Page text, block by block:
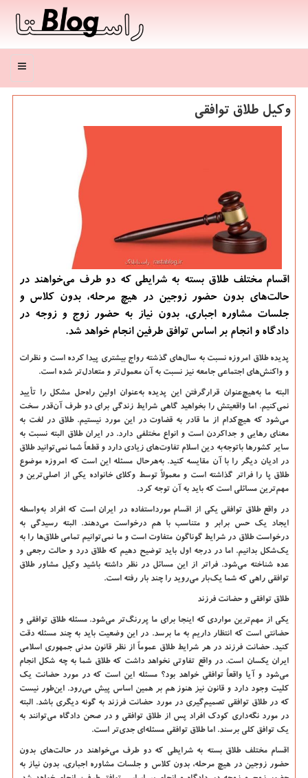
منو
وکیل طلاق توافقی
اقسام مختلف طلاق بسته به شرایطی که دو طرف می‌خواهند در
حالت‌های بدون حضور زوجین در هیچ مرحله، بدون کلاس و
جلسات مشاوره اجباری، بدون نیاز به حضور زوج و زوجه در
دادگاه و انجام بر اساس توافق طرفین انجام خواهد شد.
پدیده طلاق امروزه نسبت به سال‌های گذشته رواج بیشتری پیدا کرده است و نظرات
و واکنش‌های اجتماعی جامعه نیز نسبت به آن معمول‌تر و متعادل‌تر شده است.
البته ما به‌هیچ‌عنوان قرارگرفتن این پدیده به‌عنوان اولین راه‌حل مشکل را تأیید
نمی‌کنیم. اما واقعیتش را بخواهید گاهی شرایط زندگی برای دو طرف آن‌قدر سخت
می‌شود که هیچ‌کدام از ما قادر به قضاوت در این مورد نیستیم. طلاق در لغت به
معنای رهایی و جداکردن است و انواع مختلفی دارد. در ایران طلاق البته نسبت به
سایر کشورها باتوجه‌به دین اسلام تفاوت‌های زیادی دارد و قطعاً شما نمی‌توانید طلاق
در ادیان دیگر را با آن مقایسه کنید. به‌هرحال مسئله این است که امروزه موضوع
طلاق پا را فراتر گذاشته است و معمولاً توسط وکلای خانواده یکی از اصلی‌ترین و
مهم‌ترین مسائلی است که باید به آن توجه کرد.
در واقع طلاق توافقی یکی از اقسام مورداستفاده در ایران است که افراد به‌واسطه
ایجاد یک حس برابر و متناسب با هم درخواست می‌دهند. البته رسیدگی به
درخواست طلاق در شرایط گوناگون متفاوت است و ما نمی‌توانیم تمامی طلاق‌ها را به
یک‌شکل بدانیم. اما در درجه اول باید توضیح دهیم که طلاق درد و حالت رجعی و
عده شناخته می‌شود. فراتر از این مسائل در نظر داشته باشید وکیل مشاور طلاق
توافقی راهی که شما یک‌بار می‌روید را چند بار رفته است.
طلاق توافقی و حضانت فرزند
یکی از مهم‌ترین مواردی که اینجا برای ما پررنگ‌تر می‌شود. مسئله طلاق توافقی و
حضانتی است که انتظار داریم به ما برسد. در این وضعیت باید به چند مسئله دقت
کنید. حضانت فرزند در هر شرایط طلاق عموماً از نظر قانون مدنی جمهوری اسلامی
ایران یکسان است. در واقع تفاوتی نخواهد داشت که طلاق شما به چه شکل انجام
می‌شود و آیا واقعاً توافقی خواهد بود؟ مسئله این است که در مورد حضانت یک
کلیت وجود دارد و قانون نیز هنوز هم بر همین اساس پیش می‌رود. این‌طور نیست
که در طلاق توافقی تصمیم‌گیری در مورد حضانت فرزند به گونه دیگری باشد. البته
در مورد نگه‌داری کودک افراد پس از طلاق توافقی و در صحن دادگاه می‌توانند به
یک توافق کلی برسند. اما طلاق توافقی مسئله‌ای جدی‌تر است.
اقسام مختلف طلاق بسته به شرایطی که دو طرف می‌خواهند در حالت‌های بدون
حضور زوجین در هیچ مرحله، بدون کلاس و جلسات مشاوره اجباری، بدون نیاز به